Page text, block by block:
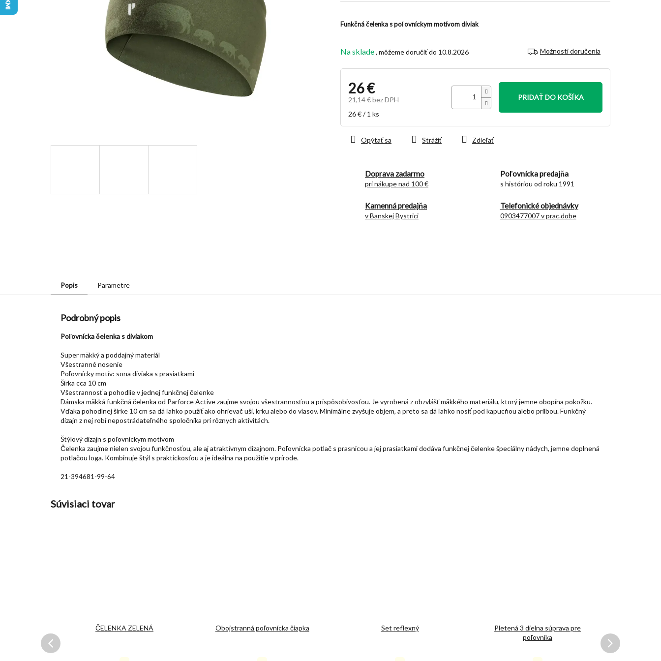
Na sklade 10.8.2026 Možnosti doručenia
26 €
21,14 € bez DPH
Jednotková
26 € / 1 ks
PRIDAŤ DO KOŠÍKA
Doprava zadarmo
pri nákupe nad 100 €
Poľovnícka predajňa
s históriou od roku 1991
Kamenná predajňa
v Banskej Bystrici
Telefonické objednávky
0903477007 v prac.dobe
Funkčná čelenka s poľovníckym motívom diviak
Opýtať sa Strážiť Zdieľať
hviezdičiek.
Popis Parametre
Podrobný popis
Poľovnícka čelenka s diviakom
Super mäkký a poddajný materiál
Všestranné nosenie
Poľovnícky motív: sona diviaka s prasiatkami
Šírka cca 10 cm
Všestrannosť a pohodlie v jednej funkčnej čelenke
Dámska mäkká funkčná čelenka od Parforce Active zaujme svojou všestrannosťou a prispôsobivosťou. Je vyrobená z obzvlášť mäkkého materiálu, ktorý jemne obopína pokožku.
Vďaka pohodlnej šírke 10 cm sa dá ľahko použiť ako ohrievač uší, krku alebo do vlasov. Minimálne zvyšuje objem, a preto sa dá ľahko nosiť pod kapucňou alebo prilbou. Funkčný
dizajn z nej robí nepostrádateľného spoločníka pri rôznych aktivitách.
Štýlový dizajn s poľovníckym motívom
Čelenka zaujme nielen svojou funkčnosťou, ale aj atraktívnym dizajnom. Poľovnícka potlač s prasnicou a jej prasiatkami dodáva funkčnej čelenke špeciálny nádych, jemne doplnená
potlačou loga. Kombinuje štýl s praktickosťou a je ideálna na použitie v prírode.
21-394681-99-64
Súvisiaci tovar
ČELENKA ZELENÁ Obojstranná poľovnícka čiapka Set reflexný
Pletená 3 dielna súprava pre
poľovníka